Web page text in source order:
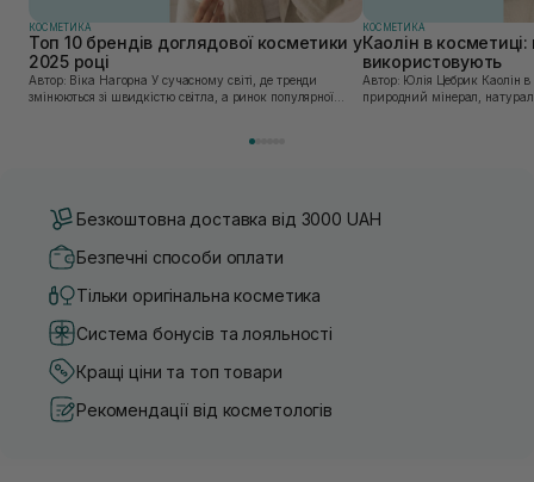
КОСМЕТИКА
Топ 10 брендів доглядової косметики у
2025 році
Автор: Віка Нагорна У сучасному світі, де тренди
змінюються зі швидкістю світла, а ринок популярної
КОСМЕТИКА
Каолін в
використовують
Автор: Юлія Цебрик Каолін в косметології – це
природний мінерал,
Безкоштовна доставка від 3000 UAH
Безпечні способи оплати
Тільки оригінальна косметика
Система бонусів та лояльності
Кращі ціни та топ товари
Рекомендації від косметологів